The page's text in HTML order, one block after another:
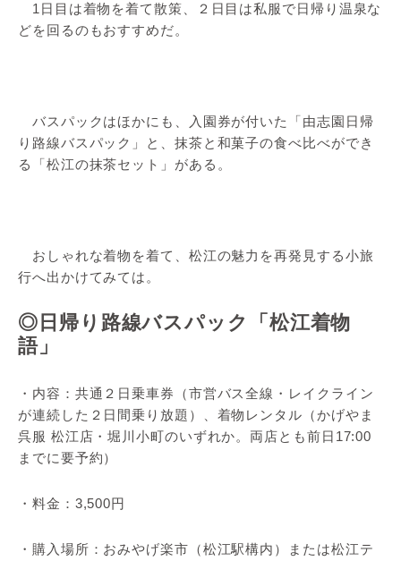
1日目は着物を着て散策、２日目は私服で日帰り温泉な
どを回るのもおすすめだ。
バスパックはほかにも、入園券が付いた「由志園日帰
り路線バスパック」と、抹茶と和菓子の食べ比べができ
る「松江の抹茶セット」がある。
おしゃれな着物を着て、松江の魅力を再発見する小旅
行へ出かけてみては。
◎日帰り路線バスパック「松江着物
語」
・内容：共通２日乗車券（市営バス全線・レイクライン
が連続した２日間乗り放題）、着物レンタル（かげやま
呉服 松江店・堀川小町のいずれか。両店とも前日17:00
までに要予約）
・料金：3,500円
・購入場所：おみやげ楽市（松江駅構内）または松江テ